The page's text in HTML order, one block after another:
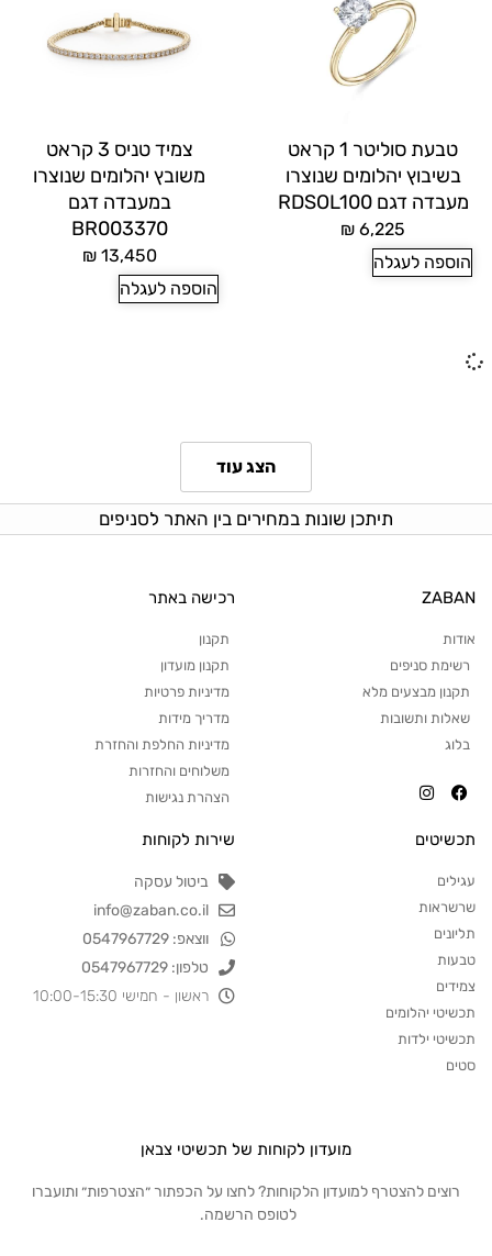
טבעת סוליטר 1 קראט
בשיבוץ יהלומים שנוצרו
מעבדה דגם RDSOL100
₪ 6,225
הוספה לעגלה
צמיד טניס 3 קראט
משובץ יהלומים שנוצרו
במעבדה דגם
BR003370
₪13,450
הוספה לעגלה
הצג עוד
תיתכן שונות במחירים בין האתר לסניפים
ZABAN
אודות
רשימת סניפים
תקנון מבצעים מלא
שאלות ותשובות
בלוג
רכישה באתר
תקנון
תקנון מועדון
מדיניות פרטיות
מדריך מידות
מדיניות החלפת והחזרת
משלוחים והחזרות
הצהרת נגישות
תכשיטים
עגילים
שרשראות
תליונים
טבעות
צמידים
תכשיטי יהלומים
תכשיטי ילדות
סטים
שירות לקוחות
ביטול עסקה
info@zaban.co.il
ווצאפ: 0547967729
טלפון: 0547967729
ראשון - חמישי 10:00-15:30
מועדון לקוחות של תכשיטי צבאן
רוצים להצטרף למועדון הלקוחות? לחצו על הכפתור ״הצטרפות״ ותועברו
לטופס הרשמה.